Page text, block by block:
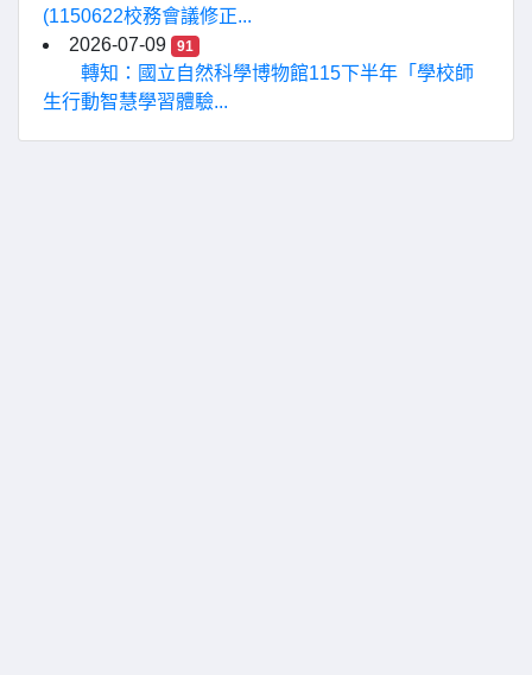
(1150622校務會議修正...
2026-07-09
91
轉知：國立自然科學博物館115下半年「學校師
生行動智慧學習體驗...